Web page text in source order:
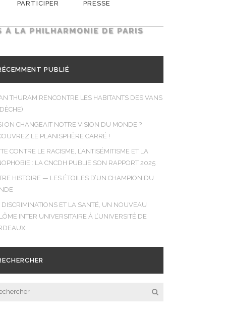
PARTICIPER PRESSE
LA PHILHARMONIE DE PARIS
PUBLIÉ
THURAM RENCONTRE LES HABITANTS DES VANS
ON CHANGEAIT NOTRE VISION DU MONDE ?
LE PLANISPHÈRE CARRÉ !
CONTRE LE RACISME, L’ANTISÉMITISME ET LA
: LA CNCDH PUBLIE SON RAPPORT 2025
HISTOIRE — LES ÉTOILES D’UN CHAMPION DU
DISCRIMINATIONS ET LA SANTÉ, UN NOUVEAU
INTER UNIVERSITAIRE À L’UNIVERSITÉ DE